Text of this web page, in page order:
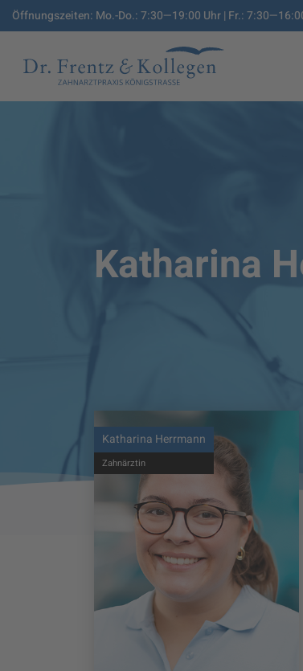
Öffnungszeiten: Mo.-Do.: 7:30—19:00 Uhr | Fr.:
Katharina
Katharina Herrmann
Zahnärztin